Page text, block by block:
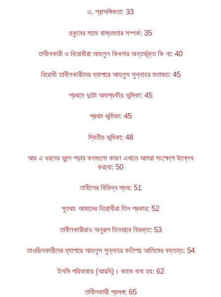
৩. প্রাসঙ্গিকতা: 33
হুকুমের সাথে বাস্তবতার সম্পর্ক: 35
তাবীলকারী ও বিরোধীরা আহলুল কিবলার অন্তর্ভূক্ত কি না: 40
বিরোধী তাবীলকারীদের ব্যাপারে আহলুস সুন্নাহর মতামত: 45
প্রথমে দুটো আবশ্যকীয় ভূমিকা: 45
প্রথম ভূমিকা: 45
দ্বিতীয় ভূমিকা: 48
আর এ ধরনের ভুলে পড়ার কতগুলো কারণ এখানে আমরা সংক্ষেপে উল্লেখ
করবো: 50
তাবীলের বিভিন্ন স্তর: 51
সুতরাং আমাদের বিরোধীরা তিন প্রকার: 52
তাবীলকারীরাও অনুরূপ তিনভাবে বিভক্ত: 53
তাওয়িলকারীদের ব্যাপারে আহলুস সুন্নাহর কতিপয় আলিমের বক্তব্য: 54
ইলমি পরিভাষায় (আরবি)। কাকে বলা হয়: 62
তাবীলকারী প্রসঙ্গ: 65